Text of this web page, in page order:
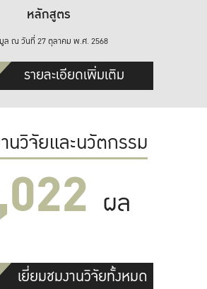
หลักสูตร
ล ณ วันที่ 27 ตุลาคม พ.ศ. 2568
รายละเอียดเพิ่มเติม
นวิจัยและนวัตกรรม
ผล
เยี่ยมชมงานวิจัยทั้งหมด